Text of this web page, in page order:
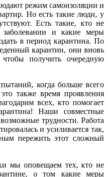
режим самоизоляции и
Но есть такие люди, у
Есть такие, кто не
и какие меры
в период карантина. По
карантин, они вновь
получить очередную
когда больше всего
также время проявления
всех, кто помогает
Наши совместные
трудности. Работа
и усиливается так,
пережить этот сложный
мы оповещаем тех, кто не
о том какие меры